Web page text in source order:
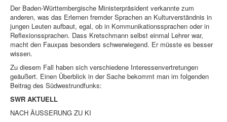
Der Baden-Württembergische Ministerpräsident verkannte zum
anderen, was das Erlernen fremder Sprachen an Kulturverständnis in
jungen Leuten aufbaut, egal, ob in Kommunikationssprachen oder in
Reflexionssprachen. Dass Kretschmann selbst einmal Lehrer war,
macht den Fauxpas besonders schwerwiegend. Er müsste es besser
wissen.
Zu diesem Fall haben sich verschiedene Interessenvertretungen
geäußert. Einen Überblick in der Sache bekommt man im folgenden
Beitrag des Südwestrundfunks:
SWR AKTUELL
NACH ÄUSSERUNG ZU KI